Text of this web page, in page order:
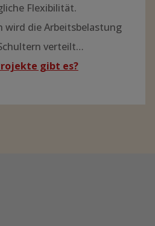
Flexibilität.
wird die Arbeitsbelastung
verteilt…
gibt es?